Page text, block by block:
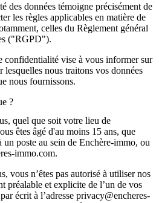
des données témoigne précisément de
les règles applicables en matière de
celles du Règlement général
("RGPD").
confidentialité vise à vous informer sur
lesquelles nous traitons vos données
nous fournissons.
?
, quel que soit votre lieu de
êtes âgé d'au moins 15 ans, que
un poste au sein de Enchère-immo, ou
immo.com.
vous n’êtes pas autorisé à utiliser nos
préalable et explicite de l’un de vos
écrit à l’adresse privacy@encheres-